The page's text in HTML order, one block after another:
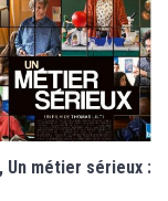
Un métier sérieux :